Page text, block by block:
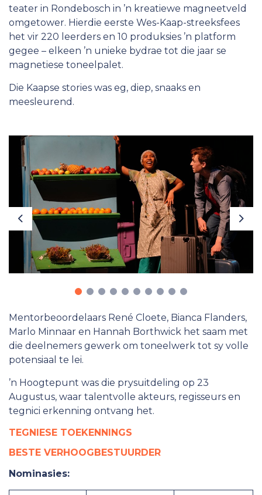
Werk vir die ATKV
teater in Rondebosch in ’n kreatiewe magneetveld
omgetower. Hierdie eerste Wes-Kaap-streeksfees
het vir 220 leerders en 10 produksies ’n platform
gegee – elkeen ’n unieke bydrae tot die jaar se
magnetiese toneelpalet.
Die Kaapse stories was eg, diep, snaaks en
meesleurend.
Mentorbeoordelaars René Cloete, Bianca Flanders,
Marlo Minnaar en Hannah Borthwick het saam met
die deelnemers gewerk om toneelwerk tot sy volle
potensiaal te lei.
’n Hoogtepunt was die prysuitdeling op 23
Augustus, waar talentvolle akteurs, regisseurs en
tegnici erkenning ontvang het.
TEGNIESE TOEKENNINGS
BESTE VERHOOGBESTUURDER
Nominasies: